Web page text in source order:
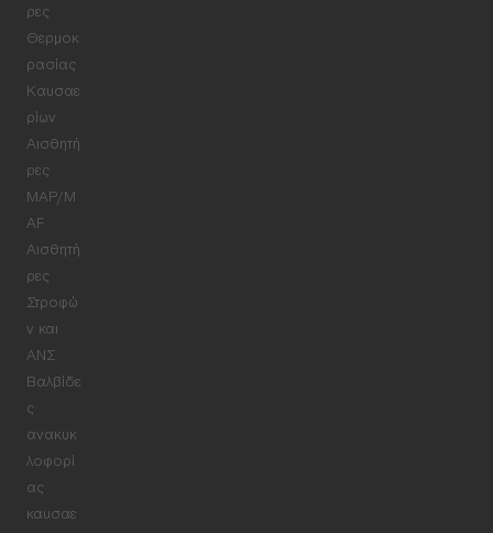
ρες
Θερμοκ
ρασίας
Καυσαε
ρίων
Αισθητή
ρες
MAP/M
AF
Αισθητή
ρες
Στροφώ
ν και
ΑΝΣ
Βαλβίδε
ς
ανακυκ
λοφορί
ας
καυσαε